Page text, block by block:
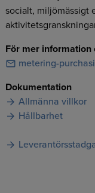
socialt, miljömässigt
För mer information
metering-
Dokumentation
Allmänna villkor
Hållbarhet